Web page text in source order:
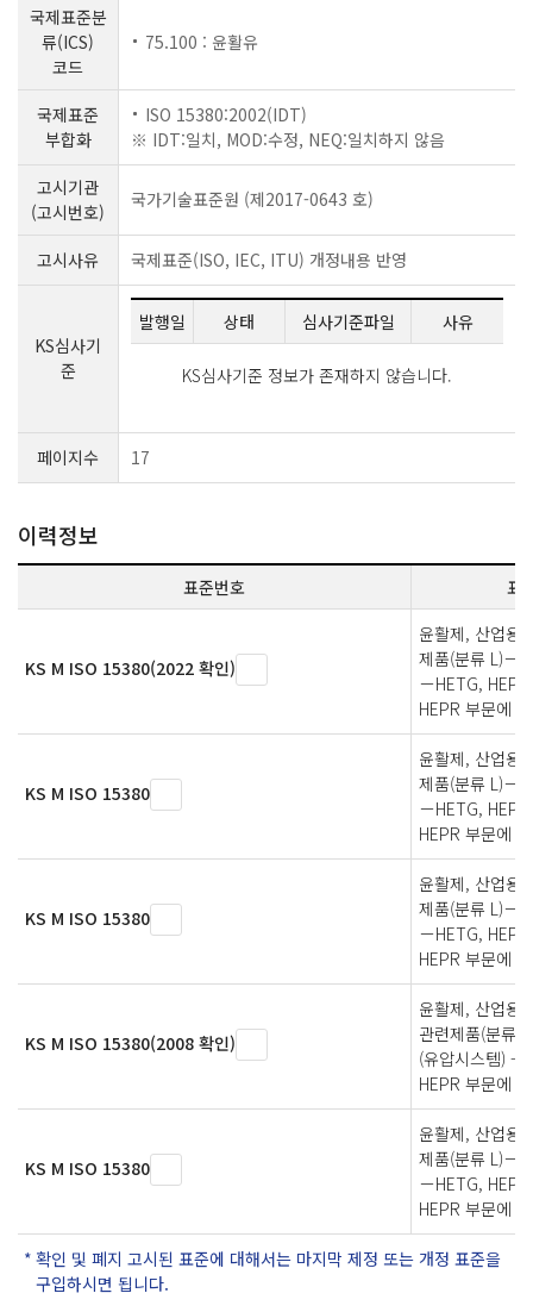
국제표준분
류(ICS)
코드
75.100 : 윤활유
국제표준
부합화
ISO 15380:2002(IDT)
※ IDT:일치, MOD:수정, NEQ:일치하지 않음
고시기관
(고시번호)
국가기술표준원 (제2017-0643 호)
고시사유 국제표준(ISO, IEC, ITU) 개정내용 반영
KS심사기
준
발행일 상태 심사기준파일 사유
KS심사기준 정보가 존재하지 않습니다.
페이지수 17
이력정보
표준번호 표
KS M ISO 15380(2022 확인)
윤활제, 산업용
제품(분류 L)－
－HETG,
HEPR 부문에
KS M ISO 15380
윤활제, 산업용
제품(분류 L)－
－HETG,
HEPR 부문에
KS M ISO 15380
윤활제, 산업용
제품(분류 L)－
－HETG,
HEPR 부문에
KS M ISO 15380(2008 확인)
윤활제, 산업용
관련제품(분류
(유압시스템) -
HEPR 부문에
KS M ISO 15380
윤활제, 산업용
제품(분류 L)－
－HETG,
HEPR 부문에
확인 및 폐지 고시된 표준에 대해서는 마지막 제정 또는 개정 표준을
구입하시면 됩니다.